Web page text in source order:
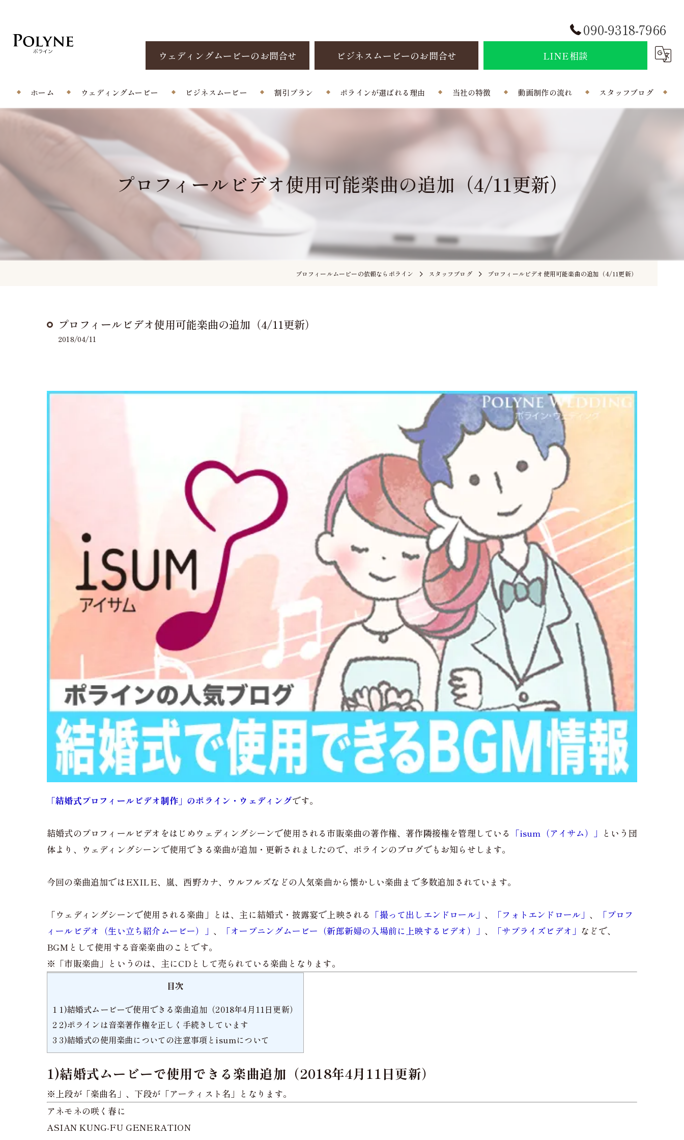
090-9318-7966
ウェディングムービーのお問合せ ビジネスムービーのお問合せ LINE相談
ホーム ウェディングムービー
エンドロール/当日撮影
オープニングムービー
ビジネスムービー 割引プラン ポラインが選ばれる理由 当社の特徴
結婚式
曲
動画制作の流れ スタッフブログ
ポラインのコラム
プロフィールビデオ使用可能楽曲の追加（4/11更新）
プロフィールムービーの依頼ならポライン スタッフブログ プロフィールビデオ使用可能楽曲の追加（4/11更新）
プロフィールビデオ使用可能楽曲の追加（4/11更新）
2018/04/11
「結婚式プロフィールビデオ制作」のポライン・ウェディングです。
結婚式のプロフィールビデオをはじめウェディングシーンで使用される市販楽曲の著作権、著作隣接権を管理している 「isum（アイサム）」 という団
体より、ウェディングシーンで使用できる楽曲が追加・更新されましたので、ポラインのブログでもお知らせします。
今回の楽曲追加ではEXILE、嵐、西野カナ、ウルフルズなどの人気楽曲から懐かしい楽曲まで多数追加されています。
「ウェディングシーンで使用される楽曲」とは、主に結婚式・披露宴で上映される 「撮って出しエンドロール」 、 「フォトエンドロール」 、
「プロフ
ィールビデオ（生い立ち紹介ムービー）」 、 「オープニングムービー（新郎新婦の入場前に上映するビデオ）」 、 「サプライズビデオ」 などで、
BGMとして使用する音楽楽曲のことです。
※「市販楽曲」というのは、主にCDとして売られている楽曲となります。
目次
1 1)結婚式ムービーで使用できる楽曲追加（2018年4月11日更新）
2 2)ポラインは音楽著作権を正しく手続きしています
3 3)結婚式の使用楽曲についての注意事項とisumについて
1)結婚式ムービーで使用できる楽曲追加（2018年4月11日更新）
※上段が「楽曲名」、下段が「アーティスト名」となります。
アネモネの咲く春に
ASIAN KUNG-FU GENERATION